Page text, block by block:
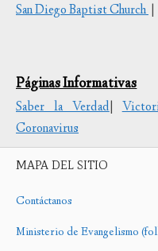
San Diego Baptist Church
Páginas Informativas
Saber la Verdad|
Coronavirus
MAPA DEL SITIO
Contáctanos
Ministerio de Evangelismo